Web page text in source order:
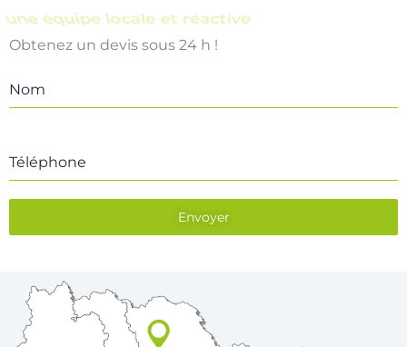
une équipe locale et réactive
Obtenez un devis sous 24 h !
Nom
Téléphone
Envoyer